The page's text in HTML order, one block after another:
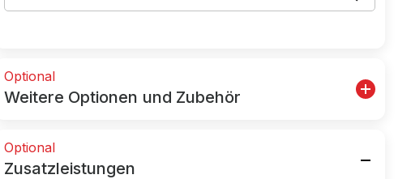
Optional
Weitere Optionen und Zubehör
Optional
Zusatzleistungen